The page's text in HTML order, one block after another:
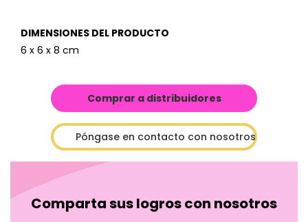
DIMENSIONES DEL PRODUCTO
6 x 6 x 8 cm
Comprar a distribuidores
Póngase en contacto con nosotros
Comparta sus logros con nosotros